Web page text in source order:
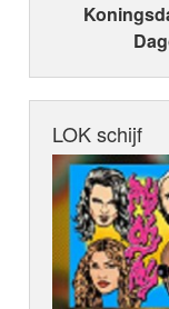
LOK schijf